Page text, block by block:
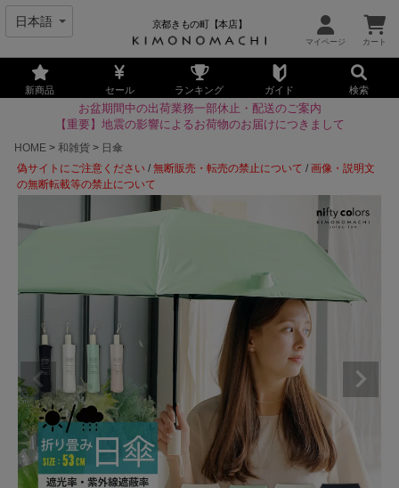
京都きもの町【本店】
新商品 セール ランキング ガイド 検索
お盆期間中の出荷業務一部休止・配送のご案内
【重要】地震の影響によるお荷物のお届けにつきまして
HOME
和雑貨
日傘
偽サイトにご注意ください /無断販売・転売の禁止について /画像・説明文
の無断転載等の禁止について